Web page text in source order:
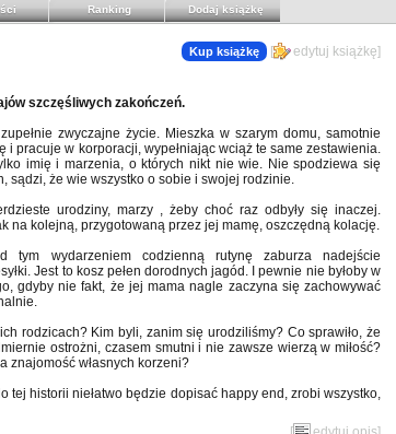
Ranking Dodaj książkę
Kup książkę [ edytuj książkę]
szczęśliwych zakończeń.
zwyczajne życie. Mieszka w szarym domu, samotnie
i pracuje w korporacji, wypełniając wciąż te same zestawienia.
imię i marzenia, o których nikt nie wie. Nie spodziewa się
sądzi, że wie wszystko o sobie i swojej rodzinie.
urodziny, marzy , żeby choć raz odbyły się inaczej.
na kolejną, przygotowaną przez jej mamę, oszczędną kolację.
tym wydarzeniem codzienną rutynę zaburza nadejście
Jest to kosz pełen dorodnych jagód. I pewnie nie byłoby w
gdyby nie fakt, że jej mama nagle zaczyna się zachowywać
rodzicach? Kim byli, zanim się urodziliśmy? Co sprawiło, że
ostrożni, czasem smutni i nie zawsze wierzą w miłość?
znajomość własnych korzeni?
tej historii niełatwo będzie dopisać happy end, zrobi wszystko,